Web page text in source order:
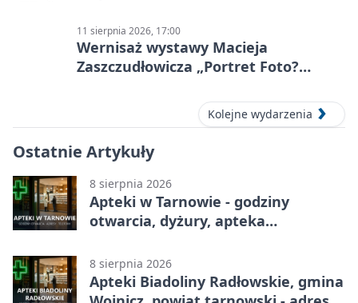
11 sierpnia 2026, 17:00
Wernisaż wystawy Macieja
Zaszczudłowicza „Portret Foto?
Kolejne wydarzenia
Ostatnie Artykuły
8 sierpnia 2026
Apteki w Tarnowie - godziny
otwarcia, dyżury, apteka
8 sierpnia 2026
Apteki Biadoliny Radłowskie, gmina